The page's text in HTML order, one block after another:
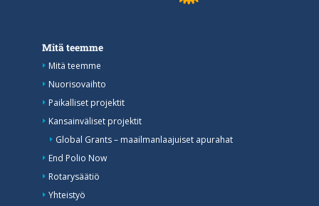
Mitä teemme
Mitä teemme
Nuorisovaihto
Paikalliset projektit
Kansainväliset projektit
Global Grants – maailmanlaajuiset apurahat
End Polio Now
Rotarysäätiö
Yhteistyö